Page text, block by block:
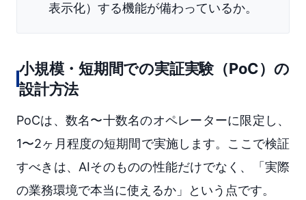
表示化）する機能が備わっているか。
小規模・短期間での実証実験（PoC）の
設計方法
PoCは、数名〜十数名のオペレーターに限定し、
1〜2ヶ月程度の短期間で実施します。ここで検証
すべきは、AIそのものの性能だけでなく、「実際
の業務環境で本当に使えるか」という点です。